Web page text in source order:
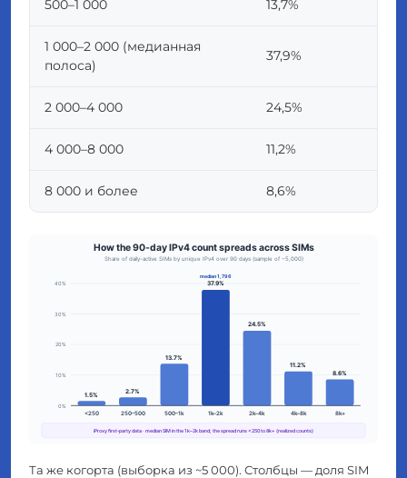
500–1 000 13,7%
1 000–2 000 (медианная
полоса)
37,9%
2 000–4 000 24,5%
4 000–8 000 11,2%
8 000 и более 8,6%
Та же когорта (выборка из ~5 000). Столбцы — доля SIM